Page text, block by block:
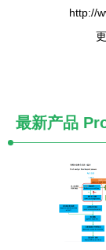
http://
最新产品